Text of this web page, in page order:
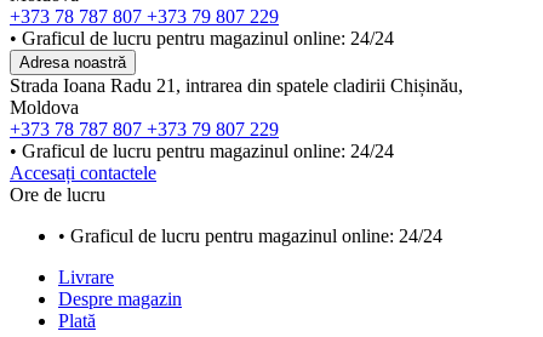
+373 78 787 807 +373 79 807 229
• Graficul de lucru pentru magazinul online: 24/24
Adresa noastră
Strada Ioana Radu 21, intrarea din spatele cladirii Chișinău,
Moldova
+373 78 787 807 +373 79 807 229
• Graficul de lucru pentru magazinul online: 24/24
Accesați contactele
Ore de lucru
• Graficul de lucru pentru magazinul online: 24/24
Livrare
Despre magazin
Plată